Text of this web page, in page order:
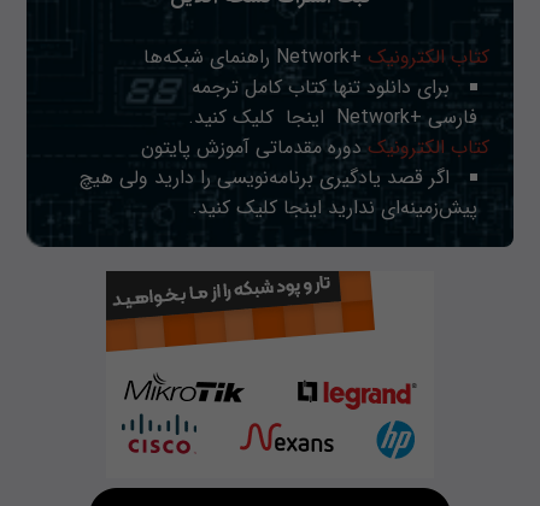
کتاب الکترونیک +Network راهنمای شبکه‌ها
برای دانلود تنها کتاب کامل ترجمه
فارسی +Network
اینجا کلیک کنید.
کتاب الکترونیک دوره مقدماتی آموزش پایتون
اگر قصد یادگیری برنامه‌نویسی را دارید ولی هیچ
پیش‌زمینه‌ای ندارید اینجا کلیک کنید.